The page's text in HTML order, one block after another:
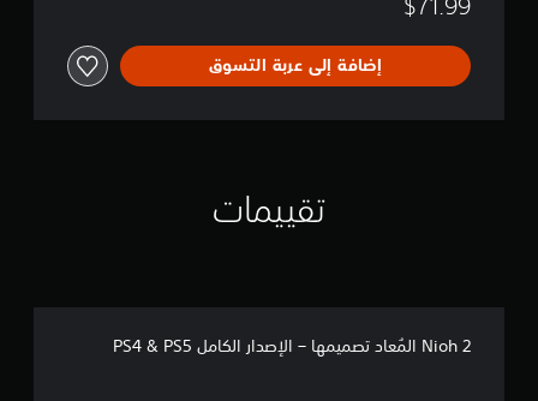
إضافة إلى عربة التسوق
تقييمات
Nioh 2 المُعاد تصميمها – الإصدار الكامل PS4 & PS5